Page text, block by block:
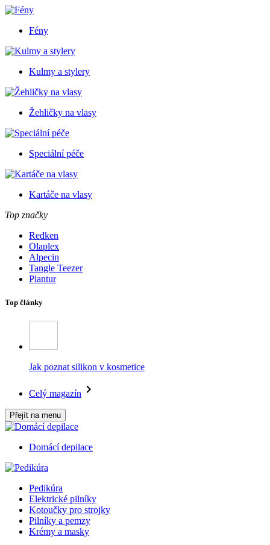
Fény
Kulmy a stylery
Žehličky na vlasy
Speciální péče
Kartáče na vlasy
Top značky
Redken
Olaplex
Alpecin
Tangle Teezer
Plantur
Top články
Jak poznat silikon v kosmetice
Celý magazín
Přejít na menu
Domácí depilace
Pedikúra
Elektrické pilníky
Kotoučky pro strojky
Pilníky a pemzy
Krémy a masky